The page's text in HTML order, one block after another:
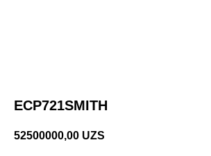
ECP721SMITH
52500000,00 UZS